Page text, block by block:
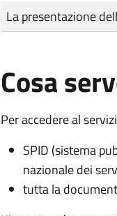
Tipo di pagamento
Importo
La presentazione
Cosa
Per accedere al
SPID (sistema
nazionale dei
tutta la